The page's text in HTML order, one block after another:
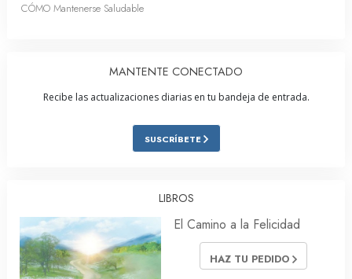
CÓMO Mantenerse Saludable
MANTENTE CONECTADO
Recibe las actualizaciones diarias en tu bandeja de entrada.
SUSCRÍBETE
LIBROS
El Camino a la Felicidad
HAZ TU PEDIDO